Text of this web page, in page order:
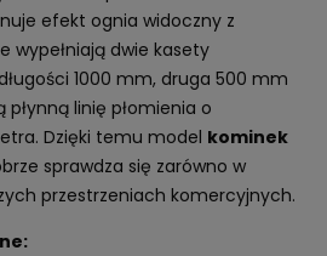
efekt ognia widoczny z
wypełniają dwie kasety
1000 mm, druga 500 mm
linię płomienia o
Dzięki temu model kominek
sprawdza się zarówno w
przestrzeniach komercyjnych.